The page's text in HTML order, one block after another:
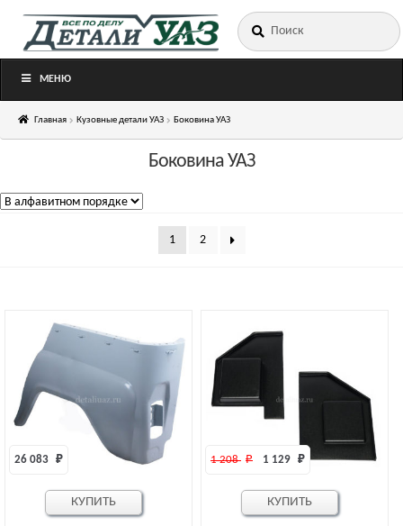
Перейти
Перейти
Искать:
МЕНЮ
Главная Кузовные детали УАЗ Боковина УАЗ
Боковина УАЗ
1 2
26 083 ₽
КУПИТЬ
1 208 ₽ 1 129 ₽
КУПИТЬ